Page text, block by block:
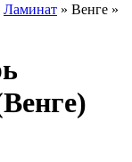
Ламинат » Венге »